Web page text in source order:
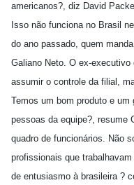
americanos?, diz David
Isso não funciona no Brasil
do ano passado, quem
Galiano Neto. O ex-
assumir o controle da filial,
Temos um bom produto e
pessoas da equipe?, resume
quadro de funcionários. Não
profissionais que
de entusiasmo à brasileira ?